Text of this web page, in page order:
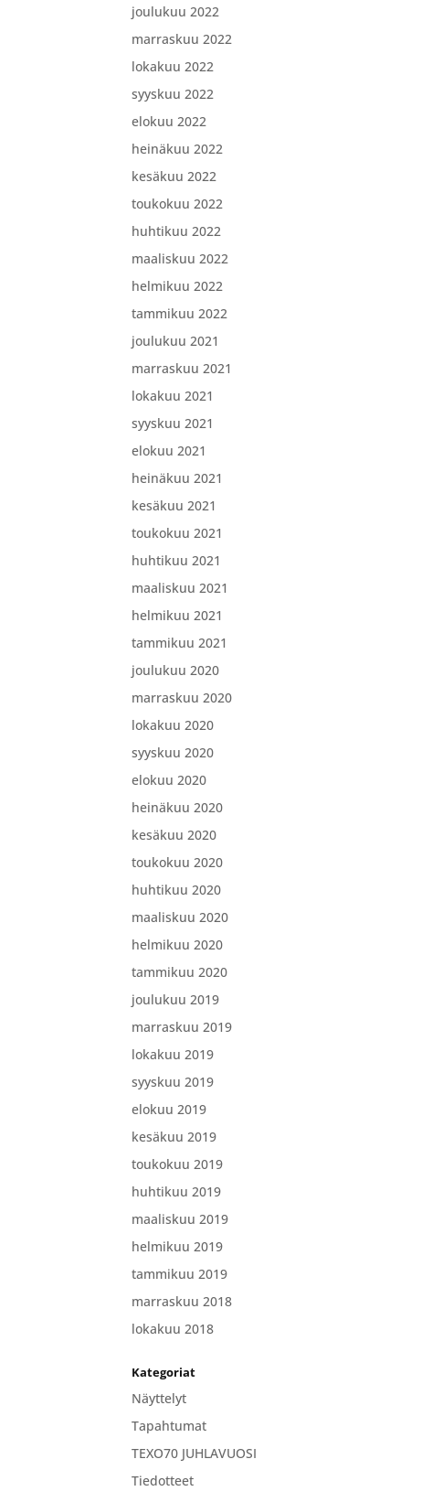
joulukuu 2022
marraskuu 2022
lokakuu 2022
syyskuu 2022
elokuu 2022
heinäkuu 2022
kesäkuu 2022
toukokuu 2022
huhtikuu 2022
maaliskuu 2022
helmikuu 2022
tammikuu 2022
joulukuu 2021
marraskuu 2021
lokakuu 2021
syyskuu 2021
elokuu 2021
heinäkuu 2021
kesäkuu 2021
toukokuu 2021
huhtikuu 2021
maaliskuu 2021
helmikuu 2021
tammikuu 2021
joulukuu 2020
marraskuu 2020
lokakuu 2020
syyskuu 2020
elokuu 2020
heinäkuu 2020
kesäkuu 2020
toukokuu 2020
huhtikuu 2020
maaliskuu 2020
helmikuu 2020
tammikuu 2020
joulukuu 2019
marraskuu 2019
lokakuu 2019
syyskuu 2019
elokuu 2019
kesäkuu 2019
toukokuu 2019
huhtikuu 2019
maaliskuu 2019
helmikuu 2019
tammikuu 2019
marraskuu 2018
lokakuu 2018
Kategoriat
Näyttelyt
Tapahtumat
TEXO70 JUHLAVUOSI
Tiedotteet